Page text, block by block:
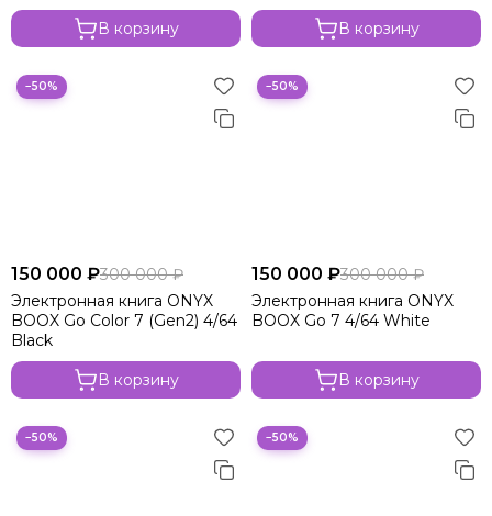
В корзину
В корзину
−50%
150 000 ₽300 000 ₽
Электронная книга ONYX
BOOX Go Color 7 (Gen2) 4/64
Black
В корзину
−50%
150 000 ₽300 000 ₽
Электронная книга ONYX
BOOX Go 7 4/64 White
В корзину
−50% −50%